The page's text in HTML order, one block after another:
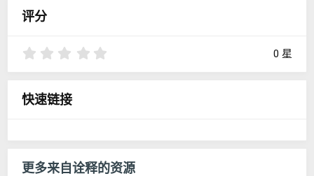
评分
0 星
快速链接
更多来自诠释的资源